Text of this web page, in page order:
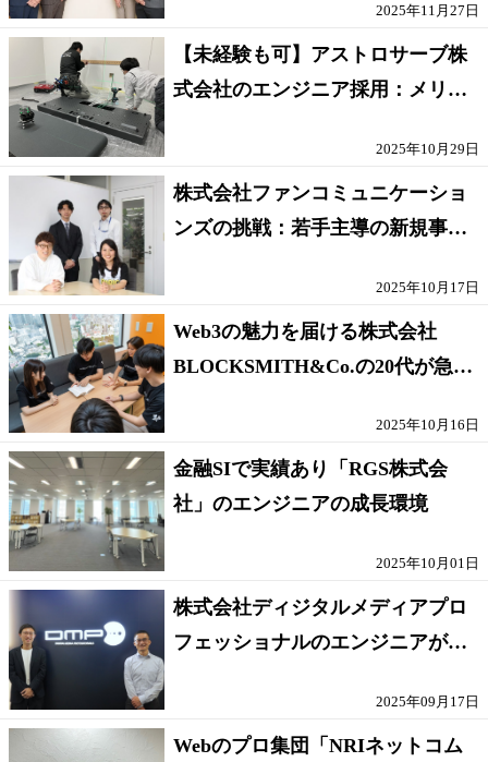
2025年11月27日
【未経験も可】アストロサーブ株
式会社のエンジニア採用：メリッ
2025年10月29日
株式会社ファンコミュニケーショ
ンズの挑戦：若手主導の新規事業
2025年10月17日
Web3の魅力を届ける株式会社
BLOCKSMITH&Co.の20代が急成
2025年10月16日
金融SIで実績あり「RGS株式会
社」のエンジニアの成長環境
2025年10月01日
株式会社ディジタルメディアプロ
フェッショナルのエンジニアが成
2025年09月17日
Webのプロ集団「NRIネットコム